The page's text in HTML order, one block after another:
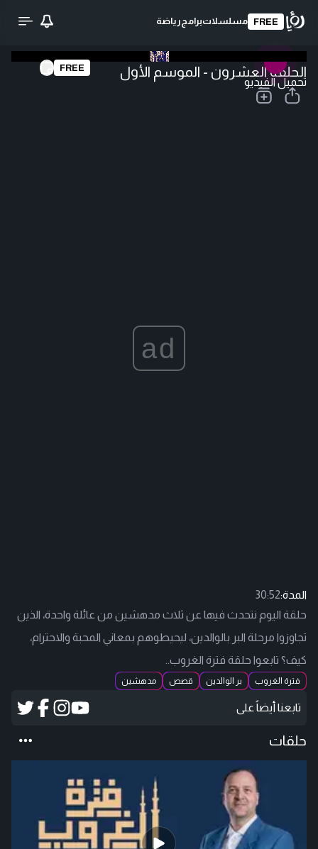
FREE مسلسلاتبرامج رياضة
تحميل الفيديو
FREE الحلقة العشرون - الموسم الأول
ad
المدة:30:52
حلقة اليوم نتحدث فيها عن ثلاث مدهشين من عائلة واحدة، الذين
تجاوزوا مرحلة البر بالوالدين، ليحيطوهم بمعاني المحبة والاحترام،
كيف؟ تابعوا حلقة فترة الغروب..
فترة الغروب بر الوالدين قصص مدهشين
تابعنا أيضاً على
حلقات